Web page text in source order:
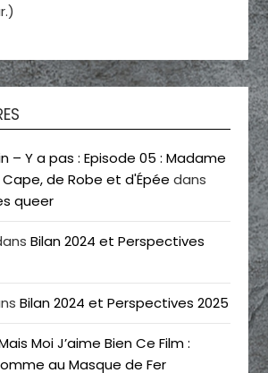
– Y a pas : Episode 05 : Madame
de Robe et d'Épée dans
queer
Bilan 2024 et Perspectives
Bilan 2024 et Perspectives 2025
Moi J’aime Bien Ce Film :
au Masque de Fer